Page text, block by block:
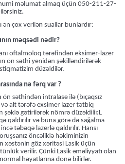
məlumat almaq üçün 050-211-27-
ən çox verilən suallar bunlardır:
məqsədi nədir?
oftalmoloq tərəfindən eksimer-lazer
ön səthi yenidən şəkilləndirilərək
düzəldilər.
nə fərq var ?
ön səthindən intralase ilə (bıçaqsız
və alt tərəfə exsimer lazer tətbiq
şəklə gətirilərək nömrə düzəldilir.L
qaldırılır və buna görə də sağalma
təbəqə lazerlə qaldırılır. Hansı
öncəliklə həkiminizin
xəstənin göz xəritəsi Lasik üçün
verilir. Çünki Lasik əməliyyatı olan
həyatlarına dönə bilirlər.